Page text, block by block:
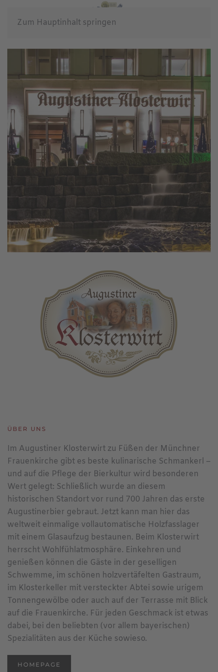
Zum Hauptinhalt springen
ÜBER UNS
Im Augustiner Klosterwirt zu Füßen der Münchner
Frauenkirche gibt es beste kulinarische Schmankerl –
und auf die Pflege der Bierkultur wird besonderen
Wert gelegt: Schließlich wurde an diesem
historischen Standort vor rund 700 Jahren das erste
Augustinerbier gebraut. Jetzt kann man hier das
weltweit einmalige vollautomatische Holzfasslager
mit einem Glasaufzug bestaunen. Beim Klosterwirt
herrscht Wohlfühlatmosphäre. Einkehren und
genießen können die Gäste in der geselligen
Schwemme, im schönen holzvertäfelten Gastraum,
im Klosterkeller mit versteckter Abtei sowie urigem
Tonnengewölbe oder auch auf der Terrasse mit Blick
auf die Frauenkirche. Für jeden Geschmack ist etwas
dabei, bei den beliebten (vor allem bayerischen)
Spezialitäten aus der Küche sowieso.
HOMEPAGE